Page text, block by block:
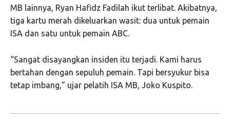
MB lainnya, Ryan Hafidz Fadilah ikut terlibat. Akibatnya,
tiga kartu merah dikeluarkan wasit: dua untuk pemain
ISA dan satu untuk pemain ABC.
“Sangat disayangkan insiden itu terjadi. Kami harus
bertahan dengan sepuluh pemain. Tapi bersyukur bisa
tetap imbang,” ujar pelatih ISA MB, Joko Kuspito.